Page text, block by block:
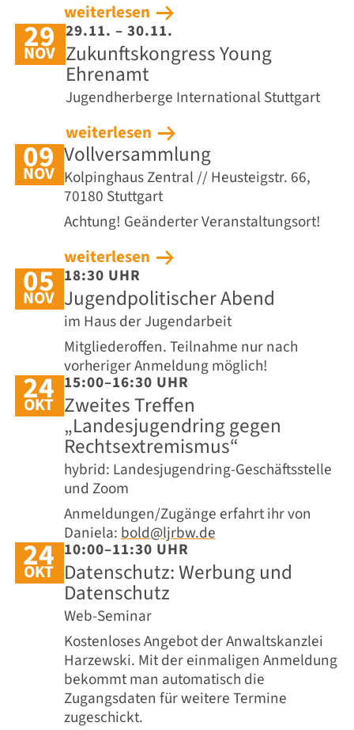
weiterlesen
29
NOV
29.11. – 30.11.
Zukunftskongress Young
Ehrenamt
Jugendherberge International Stuttgart
weiterlesen
09
NOV
Vollversammlung
Kolpinghaus Zentral // Heusteigstr. 66,
70180 Stuttgart
Achtung! Geänderter Veranstaltungsort!
weiterlesen
05
NOV
18:30 UHR
Jugendpolitischer Abend
im Haus der Jugendarbeit
Mitgliederoffen. Teilnahme nur nach
vorheriger Anmeldung möglich!
24
OKT
15:00–16:30 UHR
Zweites Treffen
„Landesjugendring gegen
Rechtsextremismus“
hybrid: Landesjugendring-Geschäftsstelle
und Zoom
Anmeldungen/Zugänge erfahrt ihr von
Daniela:bold@ljrbw.de
24
OKT
10:00–11:30 UHR
Datenschutz: Werbung und
Datenschutz
Web-Seminar
Kostenloses Angebot der Anwaltskanzlei
Harzewski. Mit der einmaligen Anmeldung
bekommt man automatisch die
Zugangsdaten für weitere Termine
zugeschickt.